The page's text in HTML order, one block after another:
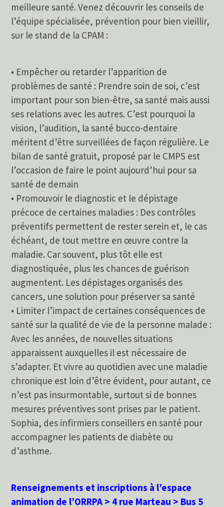
meilleure santé. Venez découvrir les conseils de
l’équipe spécialisée, prévention pour bien vieillir,
sur le stand de la CPAM :
• Empêcher ou retarder l’apparition de
problèmes de santé : Prendre soin de soi, c’est
important pour son bien-être, sa santé mais aussi
ses relations avec les autres. C’est pourquoi la
vision, l’audition, la santé bucco-dentaire
méritent d’être surveillées de façon régulière. Le
bilan de santé gratuit, proposé par le CMPS est
l’occasion de faire le point aujourd’hui pour sa
santé de demain
• Promouvoir le diagnostic et le dépistage
précoce de certaines maladies : Des contrôles
préventifs permettent de rester serein et, le cas
échéant, de tout mettre en œuvre contre la
maladie. Car souvent, plus tôt elle est
diagnostiquée, plus les chances de guérison
augmentent. Les dépistages organisés des
cancers, une solution pour préserver sa santé
• Limiter l’impact de certaines conséquences de
santé sur la qualité de vie de la personne malade :
Avec les années, de nouvelles situations
apparaissent auxquelles il est nécessaire de
s’adapter. Et vivre au quotidien avec une maladie
chronique est loin d’être évident, pour autant, ce
n’est pas insurmontable, surtout si de bonnes
mesures préventives sont prises par le patient.
Sophia, des infirmiers conseillers en santé pour
accompagner les patients de diabète ou
d’asthme.
Renseignements et inscriptions à l’espace
animation de l’ORRPA > 4 rue Marteau > Bus 5